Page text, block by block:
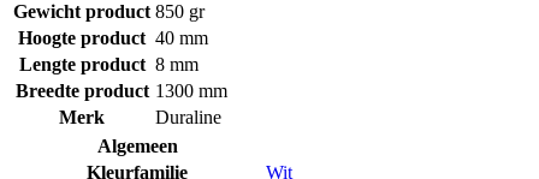
Gewicht product 850 gr
Hoogte product 40 mm
Lengte product 8 mm
Breedte product 1300 mm
Merk
Duraline
Algemeen
Kleurfamilie
Wit